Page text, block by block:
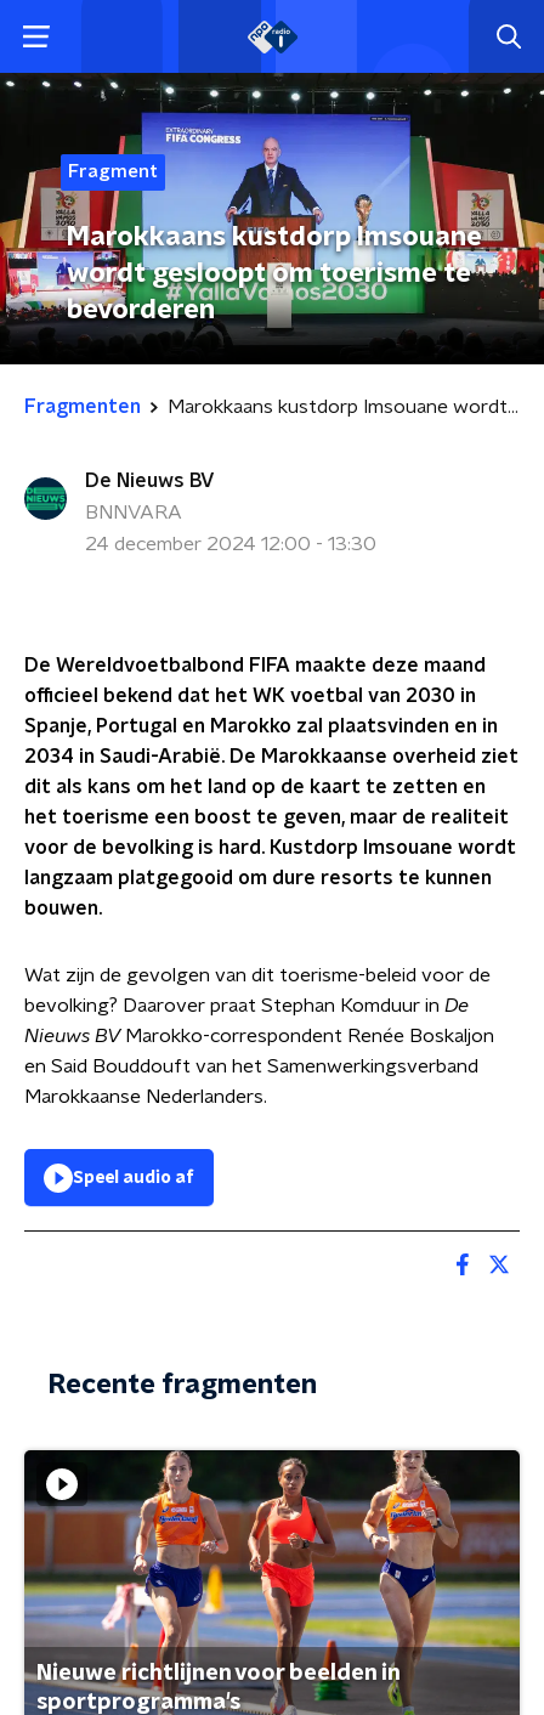
Fragment
Marokkaans kustdorp Imsouane
wordt gesloopt om toerisme te
bevorderen
Fragmenten Marokkaans kustdorp Imsouane wordt gesloopt om toerisme te bevorderen
De Nieuws BV
BNNVARA
24 december 2024 12:00 - 13:30
De Wereldvoetbalbond FIFA maakte deze maand
officieel bekend dat het WK voetbal van 2030 in
Spanje, Portugal en Marokko zal plaatsvinden en in
2034 in Saudi-Arabië. De Marokkaanse overheid ziet
dit als kans om het land op de kaart te zetten en
het toerisme een boost te geven, maar de realiteit
voor de bevolking is hard. Kustdorp Imsouane wordt
langzaam platgegooid om dure resorts te kunnen
bouwen.
Wat zijn de gevolgen van dit toerisme-beleid voor de
bevolking? Daarover praat Stephan Komduur in De
Nieuws BVMarokko-correspondent Renée Boskaljon
en Said Bouddouft van het Samenwerkingsverband
Marokkaanse Nederlanders.
Speel audio af
Recente fragmenten
Nieuwe richtlijnen voor beelden in
sportprogramma's